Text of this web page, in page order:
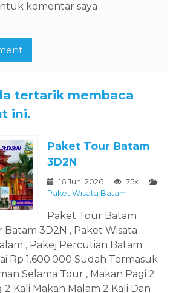
komentar saya
tertarik membaca
ini.
Paket Tour Batam
3D2N
16 Juni 2026
75x
Paket Wisata Batam
Paket Tour Batam
3D2N , Paket Wisata
, Pakej Percutian Batam
Rp 1.600.000 Sudah Termasuk
Selama Tour , Makan Pagi 2
2 Kali Makan Malam 2 Kali Dan